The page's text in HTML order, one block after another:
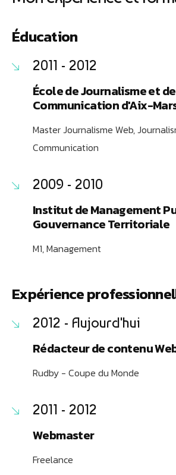
Éducation
2011 - 2012
École de Journalisme et de
Communication d'Aix-
Master Journalisme Web,
Communication
2009 - 2010
Institut de Management
Gouvernance Territoriale
M1, Management
Expérience
2012 - Aujourd'hui
Rédacteur de contenu
Rudby - Coupe du Monde
2011 - 2012
Webmaster
Freelance